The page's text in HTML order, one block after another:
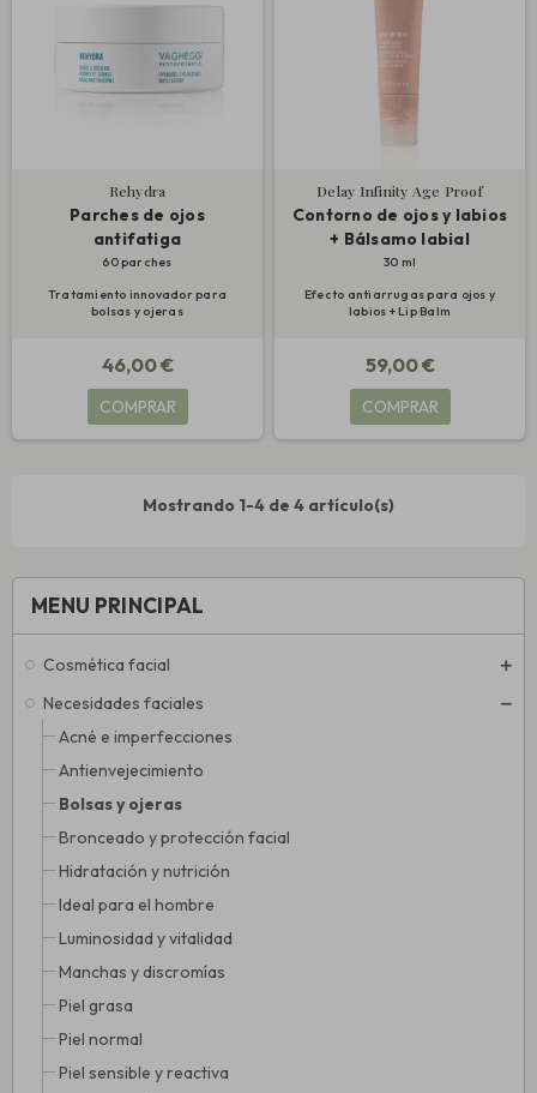
MENU PRINCIPAL
Cosmética facial
Necesidades faciales
Acné e imperfecciones
Antienvejecimiento
Bolsas y ojeras
Bronceado y protección facial
Hidratación y nutrición
Ideal para el hombre
Luminosidad y vitalidad
Manchas y discromías
Piel grasa
Piel normal
Piel sensible y reactiva
Rehydra
Parches de ojos
antifatiga
60 parches
Tratamiento innovador para
bolsas y ojeras
46,00 €
COMPRAR
Delay Infinity Age Proof
Contorno de ojos y labios
+ Bálsamo labial
30 ml
Efecto antiarrugas para ojos y
labios + Lip Balm
59,00 €
COMPRAR
Mostrando 1-4 de 4 artículo(s)